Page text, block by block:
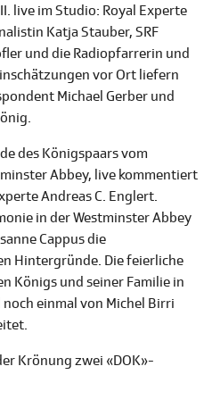
live im Studio: Royal Experte
Katja Stauber, SRF
und die Radiopfarrerin und
vor Ort liefern
Michael Gerber und
des Königspaars vom
Abbey, live kommentiert
Andreas C. Englert.
in der Westminster Abbey
Cappus die
Hintergründe. Die feierliche
Königs und seiner Familie in
einmal von Michel Birri
Krönung zwei «DOK»-